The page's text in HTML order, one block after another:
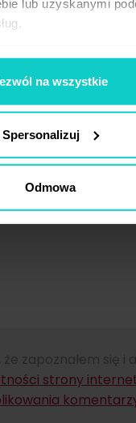
lub uzyskanymi
na wszystkie
Spersonalizuj
Odmowa
że zapoznałem się i
strony